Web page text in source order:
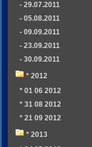
- 29.07.2011
- 05.08.2011
- 09.09.2011
- 23.09.2011
- 30.09.2011
* 2012
* 01 06 2012
* 31 08 2012
* 21 09 2012
* 2013